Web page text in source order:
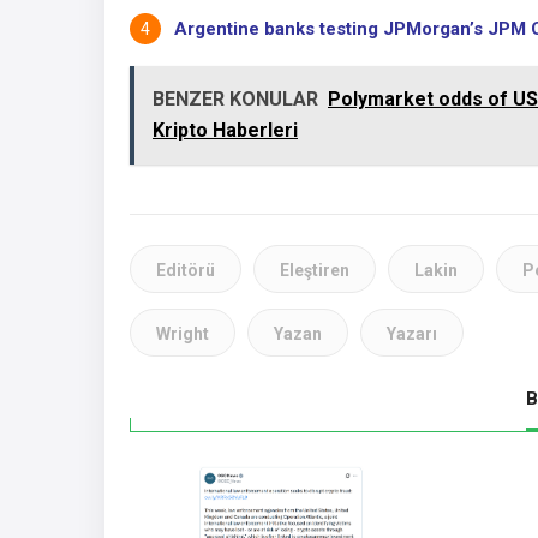
Argentine banks testing JPMorgan’s
BENZER KONULAR Polymarket odds of
Kripto Haberleri
Editörü Eleştiren Lakin
Wright Yazan Yazarı